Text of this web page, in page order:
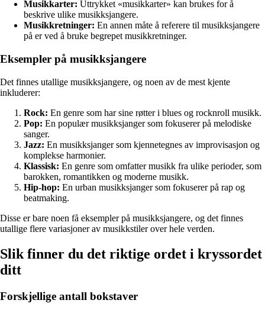
Musikkarter: Uttrykket «musikkarter» kan brukes for å
beskrive ulike musikksjangere.
Musikkretninger: En annen måte å referere til musikksjangere
på er ved å bruke begrepet musikkretninger.
Eksempler på musikksjangere
Det finnes utallige musikksjangere, og noen av de mest kjente
inkluderer:
Rock: En genre som har sine røtter i blues og rocknroll musikk.
Pop: En populær musikksjanger som fokuserer på melodiske
sanger.
Jazz: En musikksjanger som kjennetegnes av improvisasjon og
komplekse harmonier.
Klassisk: En genre som omfatter musikk fra ulike perioder, som
barokken, romantikken og moderne musikk.
Hip-hop: En urban musikksjanger som fokuserer på rap og
beatmaking.
Disse er bare noen få eksempler på musikksjangere, og det finnes
utallige flere variasjoner av musikkstiler over hele verden.
Slik finner du det riktige ordet i kryssordet
ditt
Forskjellige antall bokstaver